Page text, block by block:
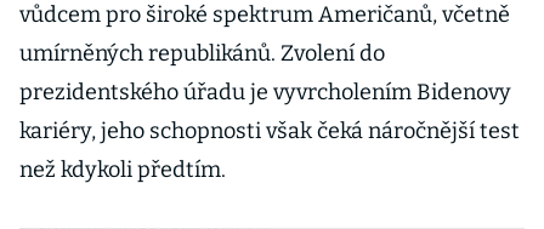
vůdcem pro široké spektrum Američanů, včetně
umírněných republikánů. Zvolení do
prezidentského úřadu je vyvrcholením Bidenovy
kariéry, jeho schopnosti však čeká náročnější test
než kdykoli předtím.